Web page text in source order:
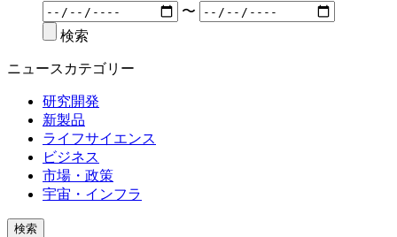
〜
検索
ニュースカテゴリー
研究開発
新製品
ライフサイエンス
ビジネス
市場・政策
宇宙・インフラ
検索